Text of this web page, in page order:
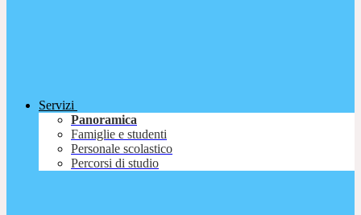
Servizi
Panoramica
Famiglie e studenti
Personale scolastico
Percorsi di studio